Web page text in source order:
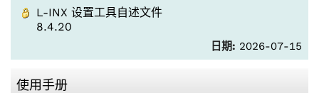
L-INX 设置工具自述文件
8.4.20
日期: 2026-07-15
使用手册